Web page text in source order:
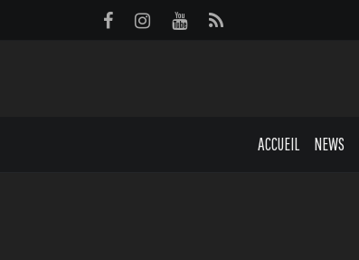
ACCUEIL NEWS
Panneau de gestion des cookies